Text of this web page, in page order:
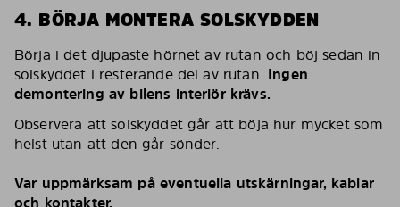
4. BÖRJA MONTERA SOLSKYDDEN
Börja i det djupaste hörnet av rutan och böj sedan in
solskyddet i resterande del av rutan. Ingen
demontering av bilens interiör krävs.
Observera att solskyddet går att böja hur mycket som
helst utan att den går sönder.
Var uppmärksam på eventuella utskärningar, kablar
och kontakter.